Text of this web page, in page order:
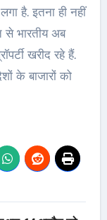
है. इतना ही नहीं
से भारतीय अब
खरीद रहे हैं.
के बाजारों को